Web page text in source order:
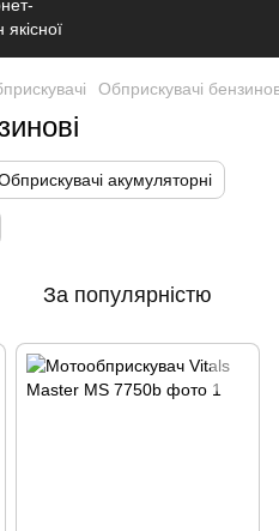
Обприскувачі
акумуляторні
За популярністю